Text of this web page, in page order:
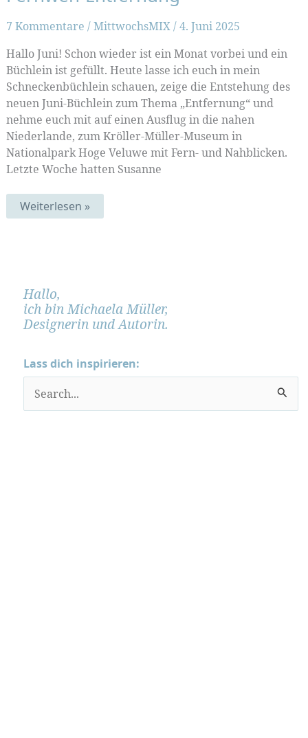
7 Kommentare /MittwochsMIX/4. Juni 2025
Hallo Juni! Schon wieder ist ein Monat vorbei und ein
Büchlein ist gefüllt. Heute lasse ich euch in mein
Schneckenbüchlein schauen, zeige die Entstehung des
neuen Juni-Büchlein zum Thema „Entfernung“ und
nehme euch mit auf einen Ausflug in die nahen
Niederlande, zum Kröller-Müller-Museum in
Nationalpark Hoge Veluwe mit Fern- und Nahblicken.
Letzte Woche hatten Susanne
Fernweh-
Entfernung
Weiterlesen »
Hallo,
ich bin Michaela Müller,
Designerin und Autorin.
Lass dich inspirieren:
u